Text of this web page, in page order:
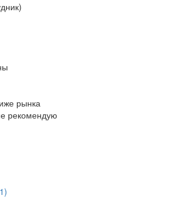
рынка
рекомендую